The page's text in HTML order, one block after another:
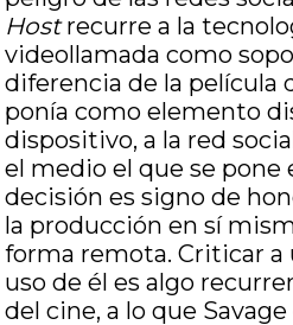
Hostrecurre a la
videollamada como
diferencia de la película
ponía como elemento
dispositivo, a la red
el medio el que se pone
decisión es signo de
la producción en sí
forma remota. Criticar
uso de él es algo
del cine, a lo que